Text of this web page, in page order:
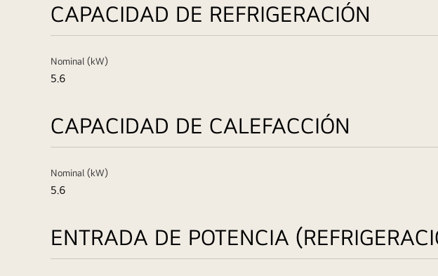
CAPACIDAD DE REFRIGERACIÓN
Nominal (kW)
5.6
CAPACIDAD DE CALEFACCIÓN
Nominal (kW)
5.6
ENTRADA DE POTENCIA